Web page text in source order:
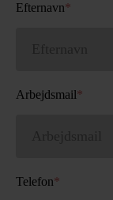
Efternavn*
Arbejdsmail*
Telefon*